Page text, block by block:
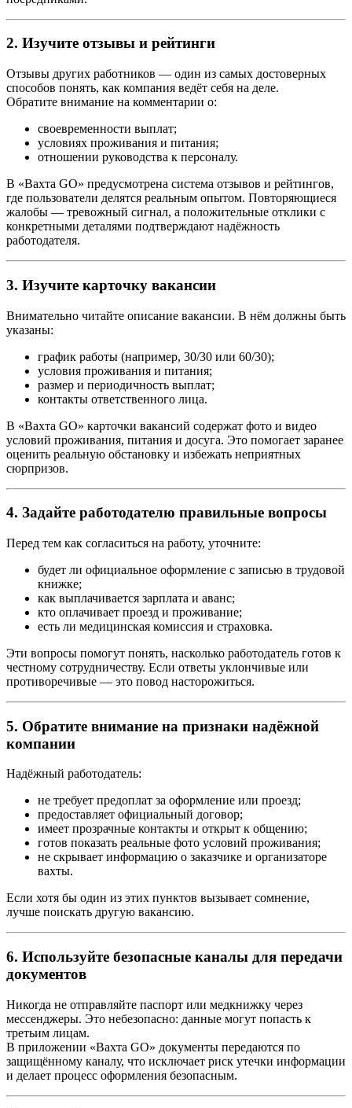
2. Изучите отзывы и рейтинги
Отзывы других работников — один из самых достоверных
способов понять, как компания ведёт себя на деле.
Обратите внимание на комментарии о:
своевременности выплат;
условиях проживания и питания;
отношении руководства к персоналу.
В «Вахта GO» предусмотрена система отзывов и рейтингов,
где пользователи делятся реальным опытом. Повторяющиеся
жалобы — тревожный сигнал, а положительные отклики с
конкретными деталями подтверждают надёжность
работодателя.
3. Изучите карточку вакансии
Внимательно читайте описание вакансии. В нём должны быть
указаны:
график работы (например, 30/30 или 60/30);
условия проживания и питания;
размер и периодичность выплат;
контакты ответственного лица.
В «Вахта GO» карточки вакансий содержат фото и видео
условий проживания, питания и досуга. Это помогает заранее
оценить реальную обстановку и избежать неприятных
сюрпризов.
4. Задайте работодателю правильные вопросы
Перед тем как согласиться на работу, уточните:
будет ли официальное оформление с записью в трудовой
книжке;
как выплачивается зарплата и аванс;
кто оплачивает проезд и проживание;
есть ли медицинская комиссия и страховка.
Эти вопросы помогут понять, насколько работодатель готов к
честному сотрудничеству. Если ответы уклончивые или
противоречивые — это повод насторожиться.
5. Обратите внимание на признаки надёжной
компании
Надёжный работодатель:
не требует предоплат за оформление или проезд;
предоставляет официальный договор;
имеет прозрачные контакты и открыт к общению;
готов показать реальные фото условий проживания;
не скрывает информацию о заказчике и организаторе
вахты.
Если хотя бы один из этих пунктов вызывает сомнение,
лучше поискать другую вакансию.
6. Используйте безопасные каналы для передачи
документов
Никогда не отправляйте паспорт или медкнижку через
мессенджеры. Это небезопасно: данные могут попасть к
третьим лицам.
В приложении «Вахта GO» документы передаются по
защищённому каналу, что исключает риск утечки информации
и делает процесс оформления безопасным.